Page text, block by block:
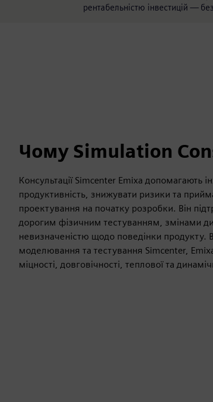
рентабельністю інвестицій —
Чому Simulation
Консультації Simcenter Emixa
продуктивність, знижувати ризики та
проектування на початку розробки. Він
дорогим фізичним тестуванням, змінами
невизначеністю щодо поведінки продукту.
моделювання та тестування Simcenter,
міцності, довговічності, теплової та